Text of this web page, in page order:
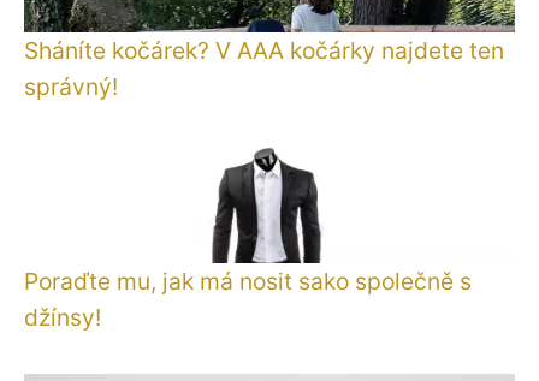
Sháníte kočárek? V AAA kočárky najdete ten
správný!
Poraďte mu, jak má nosit sako společně s
džínsy!